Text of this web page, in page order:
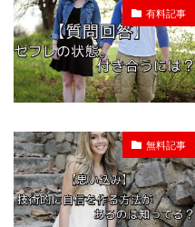
有料記事
無料記事